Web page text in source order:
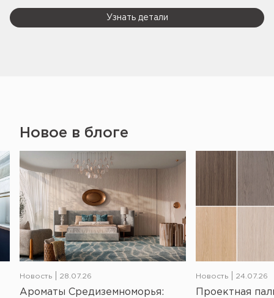
Узнать детали
Новое в блоге
Новость 28.07.26
Ароматы Средиземноморья:
Новость 24.07.26
Проектная